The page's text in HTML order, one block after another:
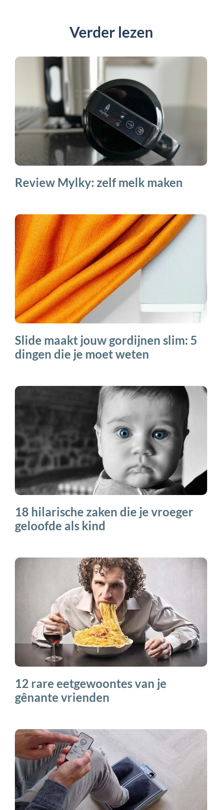
Verder lezen
Review Mylky: zelf melk maken
Slide maakt jouw gordijnen slim: 5
dingen die je moet weten
18 hilarische zaken die je vroeger
geloofde als kind
12 rare eetgewoontes van je
gênante vrienden